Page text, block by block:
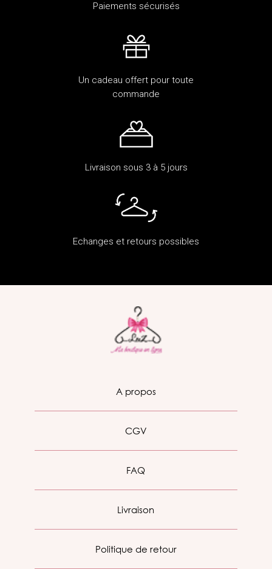
Paiements sécurisés
Un cadeau offert pour toute
commande
Livraison sous 3 à 5 jours
Echanges et retours possibles
A propos
CGV
FAQ
Livraison
Politique de retour